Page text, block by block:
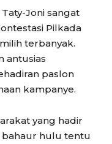
Joni sangat
Pilkada
terbanyak.
antusias
paslon
kampanye.
yang hadir
bahaur hulu tentu